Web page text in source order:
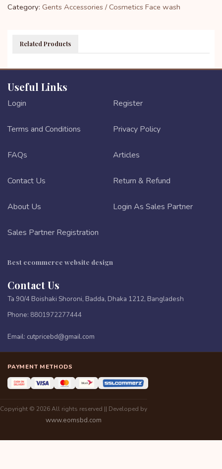
Category: Gents Accessories / Cosmetics Face wash
Related Products
Useful Links
Login Register
Terms and Conditions Privacy Policy
FAQs Articles
Contact Us Return & Refund
About Us Login As Sales Partner
Sales Partner Registration
Best ecommerce website design
Contact Us
Ta 90/4 Boishaki Shoroni, Badda, Dhaka 1212, Bangladesh
Phone: 8801972277444
Email: cutpricebd@gmail.com
PAYMENT METHODS
Copyright © 2026 All rights reserved || Developed by
www.eomsbd.com